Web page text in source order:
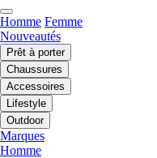
Homme Femme
Nouveautés
Prêt à porter
Chaussures
Accessoires
Lifestyle
Outdoor
Marques
Homme